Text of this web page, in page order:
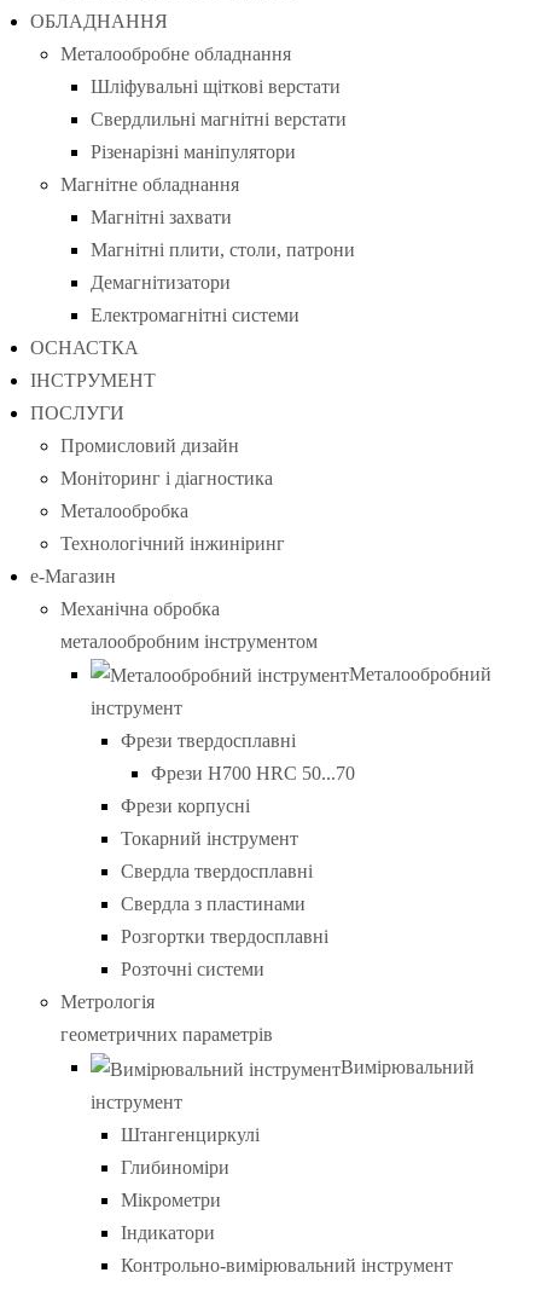
ОБЛАДНАННЯ
Металообробне обладнання
Шліфувальні щіткові верстати
Свердлильні магнітні верстати
Різенарізні маніпулятори
Магнітне обладнання
Магнітні захвати
Магнітні плити, столи, патрони
Демагнітизатори
Електромагнітні системи
ОСНАСТКА
ІНСТРУМЕНТ
ПОСЛУГИ
Промисловий дизайн
Моніторинг і діагностика
Металообробка
Технологічний інжиніринг
е-Магазин
Механічна обробка
металообробним інструментом
Металообробний
інструмент
Фрези твердосплавні
Фрези H700 HRC 50...70
Фрези корпусні
Токарний інструмент
Свердла твердосплавні
Свердла з пластинами
Розгортки твердосплавні
Розточні системи
Метрологія
геометричних параметрів
Вимірювальний
інструмент
Штангенциркулі
Глибиноміри
Мікрометри
Індикатори
Контрольно-вимірювальний інструмент